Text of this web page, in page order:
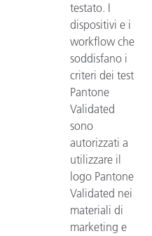
testato. I
dispositivi e i
workflow che
soddisfano i
criteri dei test
Pantone
Validated
sono
autorizzati a
utilizzare il
logo Pantone
Validated nei
materiali di
marketing e